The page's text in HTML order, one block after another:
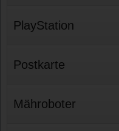
PlayStation
Postkarte
Mähroboter